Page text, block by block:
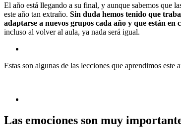
El año está llegando a su final, y aunque sabemos que
este año tan extraño. Sin duda hemos tenido que
adaptarse a nuevos grupos cada año y que están en
incluso al volver al aula, ya nada será igual.
Estas son algunas de las lecciones que aprendimos este
Las emociones son muy